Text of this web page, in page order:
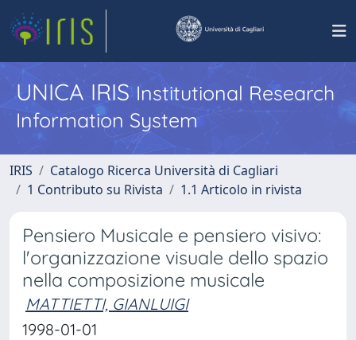
UNICA IRISInstitutional Research
Information System
IRIS
Catalogo Ricerca Università di Cagliari
1 Contributo su Rivista
1.1 Articolo in rivista
Pensiero Musicale e pensiero visivo:
l'organizzazione visuale dello spazio
nella composizione musicale
MATTIETTI, GIANLUIGI
1998-01-01